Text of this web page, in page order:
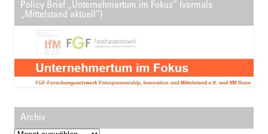
Policy Brief „Unternehmertum im Fokus“ (vormals
„Mittelstand aktuell“)
Archiv
Archiv